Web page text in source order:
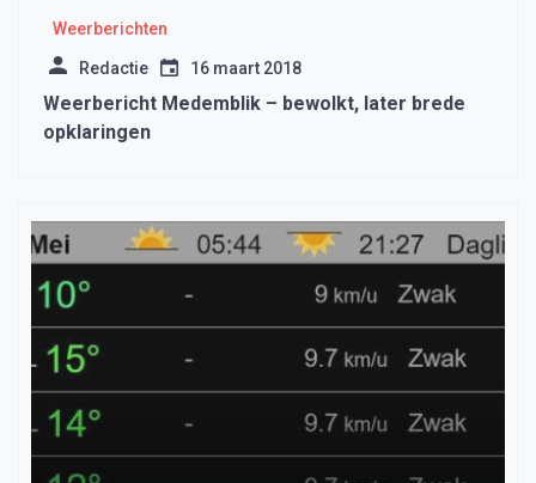
Weerberichten
Redactie 16 maart 2018
Weerbericht Medemblik – bewolkt, later brede
opklaringen